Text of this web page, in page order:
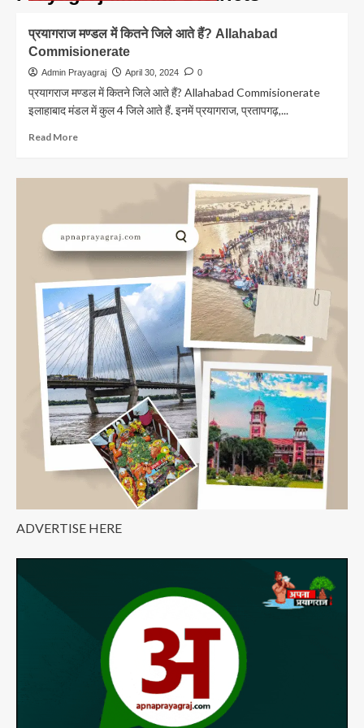
प्रयागराज मण्डल में कितने जिले आते हैं? Allahabad
Commisionerate
Admin Prayagraj April 30, 2024 0
प्रयागराज मण्डल में कितने जिले आते हैं? Allahabad Commisionerate
इलाहाबाद मंडल में कुल 4 जिले आते हैं. इनमें प्रयागराज, प्रतापगढ़,...
Read MoreRead
प्रयागराज
कितने
जिले
आते
Allahabad
Commisionerate
ADVERTISE HERE